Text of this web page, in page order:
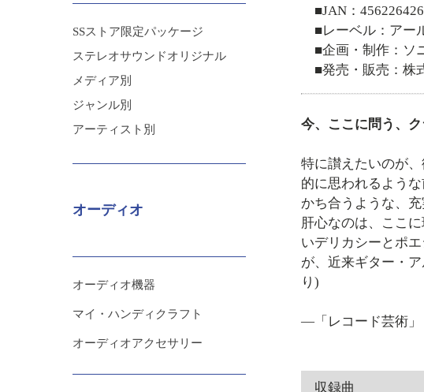
SSストア限定パッケージ
ステレオサウンドオリジナル
メディア別
ジャンル別
アーティスト別
オーディオ
オーディオ機器
マイ・ハンディクラフト
オーディオアクセサリー
■JAN：
■レーベル：アー
■企画・制作：ソ
■発売・販売：株
今、ここに問う、
特に讃えたいのが
的に思われるよう
かち合うような、
肝心なのは、ここ
いデリカシーとポ
が、近来ギター・
り)
―「レコード芸術」
収録曲